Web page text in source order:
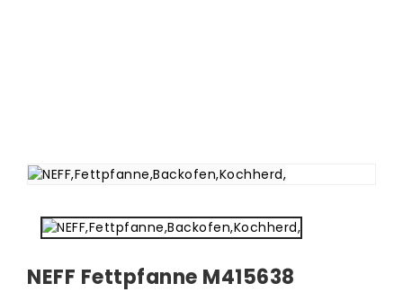
NEFF Fettpfanne M415638